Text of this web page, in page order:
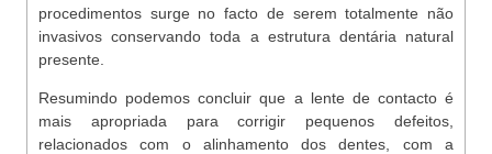
procedimentos surge no facto de serem totalmente não
invasivos conservando toda a estrutura dentária natural
presente.
Resumindo podemos concluir que a lente de contacto é
mais apropriada para corrigir pequenos defeitos,
relacionados com o alinhamento dos dentes, com a